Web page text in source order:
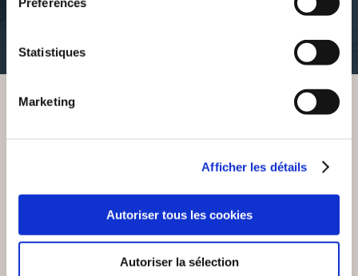
Statistiques
Marketing
Afficher les détails
Autoriser tous les cookies
Autoriser la sélection
anticipation post-apocalyptique